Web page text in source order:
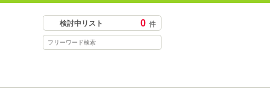
検討中リスト 0 件